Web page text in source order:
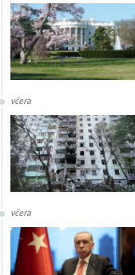
včera
včera